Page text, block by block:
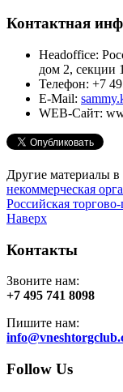
Контактная
Headoffice:
дом 2, секции
Телефон: +7
E-Mail:
WEB-Сайт:
Другие материалы в
некоммерческая
Российская
Наверх
Контакты
Звоните нам:
+7 495 741 8098
Пишите нам:
Follow Us